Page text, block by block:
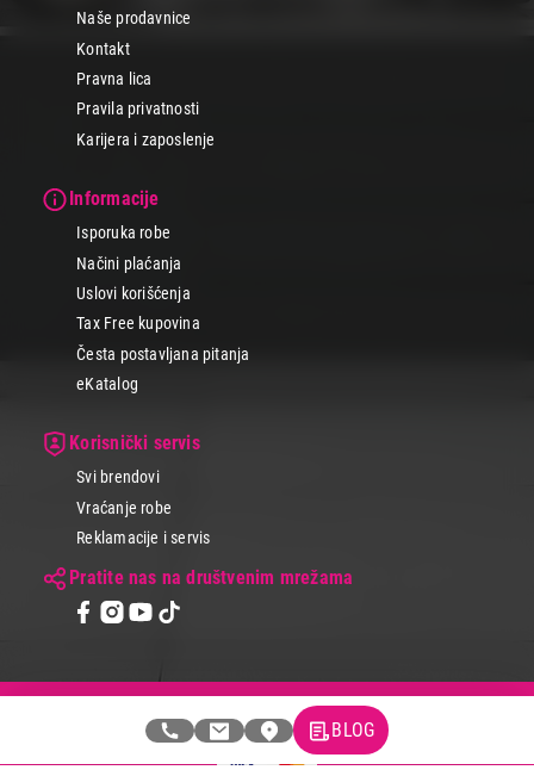
Naše prodavnice
Kontakt
Pravna lica
Pravila privatnosti
Karijera i zaposlenje
Informacije
Isporuka robe
Načini plaćanja
Uslovi korišćenja
Tax Free kupovina
Česta postavljana pitanja
eKatalog
Korisnički servis
Svi brendovi
Vraćanje robe
Reklamacije i servis
Pratite nas na društvenim mrežama
© 2026 Tehnomedia centar d.o.o.
BLOG